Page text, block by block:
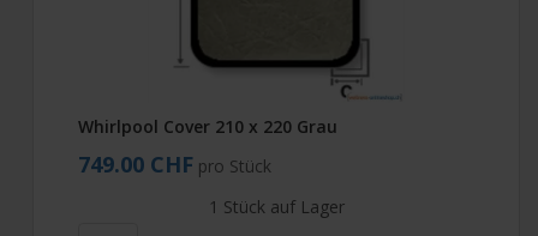
Whirlpool Cover 210 x 220 Grau
749.00 CHF pro Stück
1 Stück auf Lager